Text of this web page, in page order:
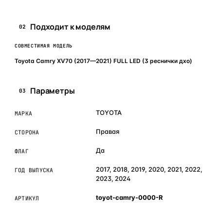
02 Подходит к моделям
СОВМЕСТИМАЯ МОДЕЛЬ
Toyota Camry XV70 (2017—2021) FULL LED (3 реснички дхо)
03 Параметры
МАРКА TOYOTA
СТОРОНА Правая
ФЛАГ Да
ГОД ВЫПУСКА
2017, 2018, 2019, 2020, 2021, 2022,
2023, 2024
АРТИКУЛ toyot-camry-0000-R